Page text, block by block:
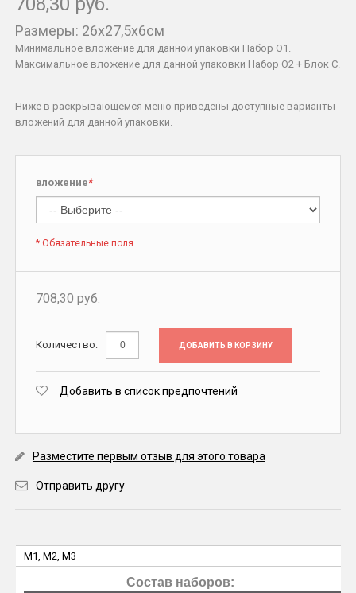
Размеры: 26x27,5x6см
Минимальное вложение для данной упаковки Набор O1.
Максимальное вложение для данной упаковки Набор O2 + Блок C.
Ниже в раскрывающемся меню приведены доступные варианты
вложений для данной упаковки.
*
вложение
* Обязательные поля
708,30 руб.
Количество: ДОБАВИТЬ В КОРЗИНУ
Добавить в список предпочтений
Разместите первым отзыв для этого товара
Отправить другу
M1, M2, M3
Состав наборов: